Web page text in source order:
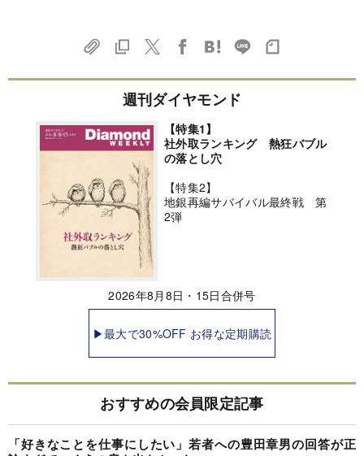
週刊ダイヤモンド
【特集1】
社外取ランキング 熱狂バブル
の落とし穴
【特集2】
地銀再編サバイバル最終戦 第
2弾
2026年8月8日・15日合併号
▶最大で30%OFF お得な定期購読
おすすめの会員限定記事
「好きなことを仕事にしたい」若者への豊田章男の回答が正